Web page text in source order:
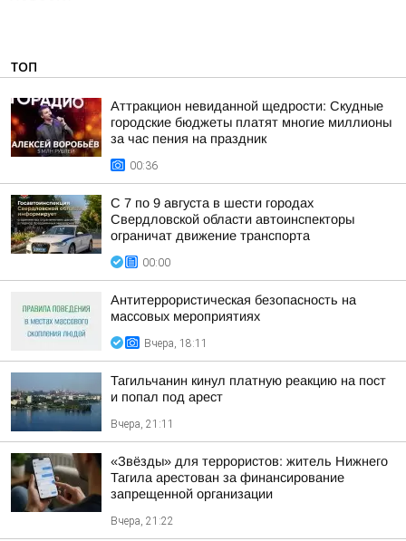
ТОП
Аттракцион невиданной щедрости: Скудные
городские бюджеты платят многие миллионы
за час пения на праздник
00:36
С 7 по 9 августа в шести городах
Свердловской области автоинспекторы
ограничат движение транспорта
00:00
Антитеррористическая безопасность на
массовых мероприятиях
Вчера, 18:11
Тагильчанин кинул платную реакцию на пост
и попал под арест
Вчера, 21:11
«Звёзды» для террористов: житель Нижнего
Тагила арестован за финансирование
запрещенной организации
Вчера, 21:22